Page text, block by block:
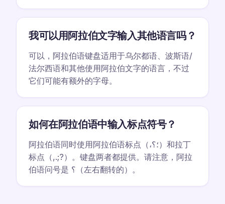
我可以用阿拉伯文字输入其他语言吗？
可以，阿拉伯语键盘适用于乌尔都语、波斯语/
法尔西语和其他使用阿拉伯文字的语言，不过
它们可能有额外的字母。
如何在阿拉伯语中输入标点符号？
阿拉伯语同时使用阿拉伯语标点（،؛؟）和拉丁
标点（,.;?）。键盘两者都提供。请注意，阿拉
伯语问号是 ؟（左右翻转的）。